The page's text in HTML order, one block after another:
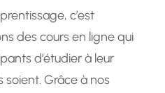
c’est
des cours en ligne qui
d’étudier à leur
soient. Grâce à nos